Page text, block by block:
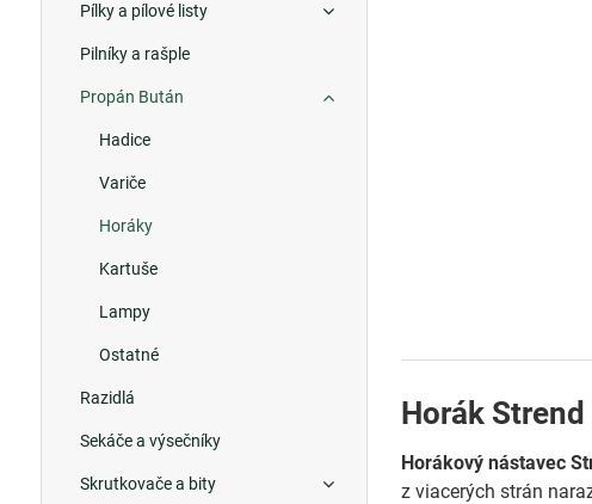
Horák
Horákový nástavec
z viacerých strán
Pílky a pílové listy
Pilníky a rašple
Propán Bután
Hadice
Variče
Horáky
Kartuše
Lampy
Ostatné
Razidlá
Sekáče a výsečníky
Skrutkovače a bity